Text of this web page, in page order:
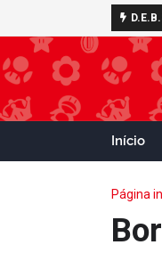
Início
Página